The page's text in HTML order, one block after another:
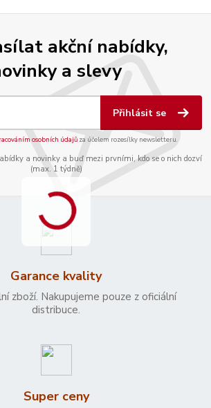
akční nabídky,
a slevy
Přihlásit se
osobních údajůza účelem rozesílky newsletteru.
a novinky a buď mezi prvními, kdo se o nich dozví
(max. 1 týdně)
Garance kvality
zboží. Nakupujeme pouze z oficiální
distribuce.
Super ceny